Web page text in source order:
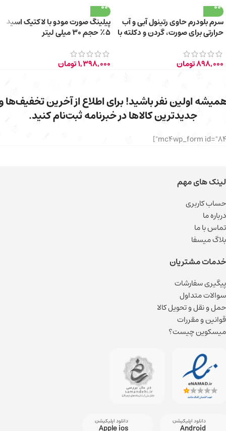
سرم بلودرم حاوی رتینول آبی و آب
حرارتی برای صورت، گردن و دکلته با
898,000تومان
پیلینگ صورت مودو با لاکتیک اسید
۵٪ حجم ۳۰ میلی لیتر
1,398,000تومان
اولین نفر باشید! برای اطلاع از آخرین تخفیف‌ها
جدیدترین کالاها در خبرنامه ثبت‌نام کنید.
لینک های مهم
حساب کاربری
درباره ما
تماس با ما
بلاگ میسفا
خدمات مشتریان
پیگیری سفارشات
سوالات متداول
حمل و نقل و تحویل کالا
قوانین و مقررات
میسکوین چیست؟
دانلود اپلیکیشن
Android
دانلود اپلیکیشن
Apple ios